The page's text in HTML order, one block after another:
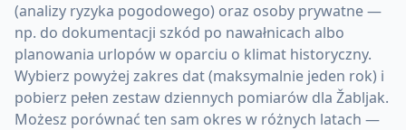
(analizy ryzyka pogodowego) oraz osoby prywatne —
np. do dokumentacji szkód po nawałnicach albo
planowania urlopów w oparciu o klimat historyczny.
Wybierz powyżej zakres dat (maksymalnie jeden rok) i
pobierz pełen zestaw dziennych pomiarów dla Žabljak.
Możesz porównać ten sam okres w różnych latach —